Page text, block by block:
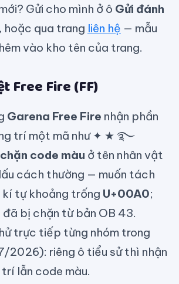
Gửi cho mình ở ô Gửi đánh
hoặc qua trang liên hệ — mẫu
vào kho tên của trang.
Free Fire (FF)
Garena Free Fire nhận phần
trí một mã như ✦ ★ ࿐
chặn code màu ở tên nhân vật
cách thường — muốn tách
kí tự khoảng trống U+00A0;
đã bị chặn từ bản OB 43.
trực tiếp từng nhóm trong
2026): riêng ô tiểu sử thì nhận
lẫn code màu.